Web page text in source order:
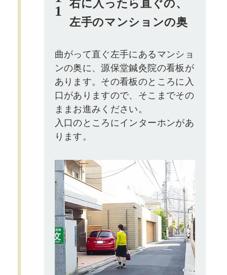
1
右に入ったら直ぐの、
左手のマンションの奥
曲がって直ぐ左手にあるマンショ
ンの奥に、源保堂鍼灸院の看板が
あります。その看板のところに入
口がありますので、そこまでその
ままお進みください。
入口のところにインターホンがあ
ります。